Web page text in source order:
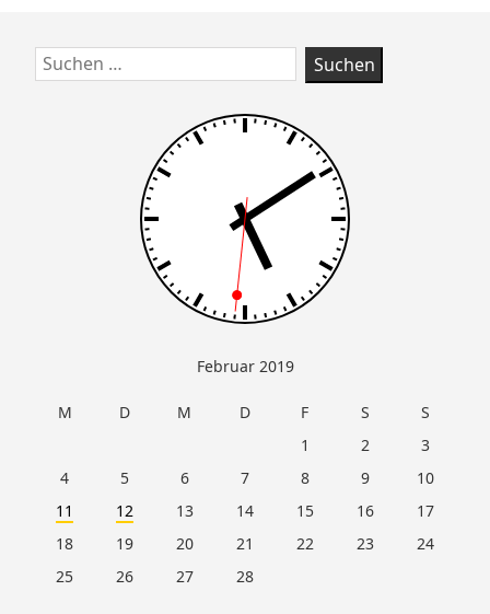
Skip
to
Suchen
nach:
Februar 2019
M D M D F S
S
1
2
3
4
5 6 7 8 9
10
11
12 13 14 15 16
17
18
19 20 21 22 23
24
25
26 27 28